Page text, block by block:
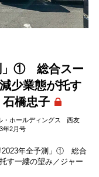
」① 総合スー
少業態が托す
橋忠子
・ホールディングス
西友
年2月号
2023年全予測」① 総合
す一縷の望み／ジャー